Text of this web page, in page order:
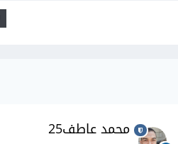
محمد عاطف25